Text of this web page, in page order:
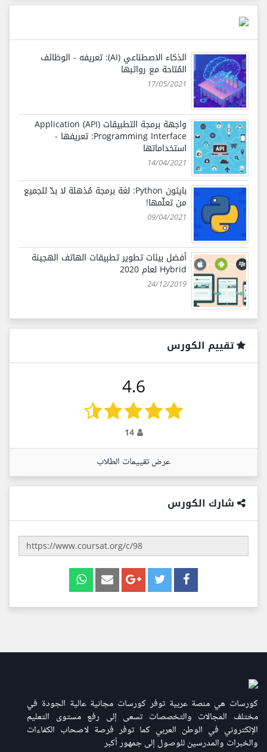
الذكاء الاصطناعي (AI): تعريفه - الوظائف
المُتاحة مع رواتبها
17/05/2021
واجهة برمجة التطبيقات (API) Application
Programming Interface: تعريفها -
استخداماتها
14/04/2021
بايثون Python: لغة برمجة مُذهلة لا بدّ للجميع
من تعلّمها!
09/04/2021
أفضل بيئات تطوير تطبيقات الهاتف الهجينة
Hybrid لعام 2020
24/12/2019
تقييم الكورس
4.6
14
عرض تقييمات الطلاب
شارك الكورس
كورسات هي منصة عربية توفر كورسات مجانية عالية الجودة في
مختلف المجالات والتخصصات تسعى إلى رفع مستوى التعليم
الإلكتروني في الوطن العربي كما توفر فرصة لاصحاب الكفاءات
والخبرات والمدرسين للوصول إلى جمهور أكبر